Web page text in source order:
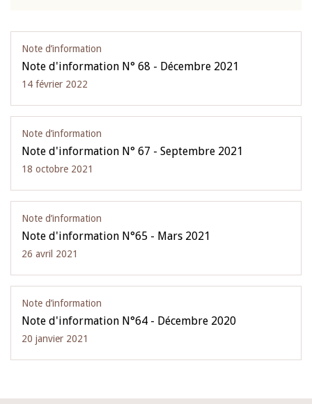
Note d’information
Note d'information N° 68 - Décembre 2021
14 février 2022
Note d’information
Note d'information N° 67 - Septembre 2021
18 octobre 2021
Note d’information
Note d'information N°65 - Mars 2021
26 avril 2021
Note d’information
Note d'information N°64 - Décembre 2020
20 janvier 2021